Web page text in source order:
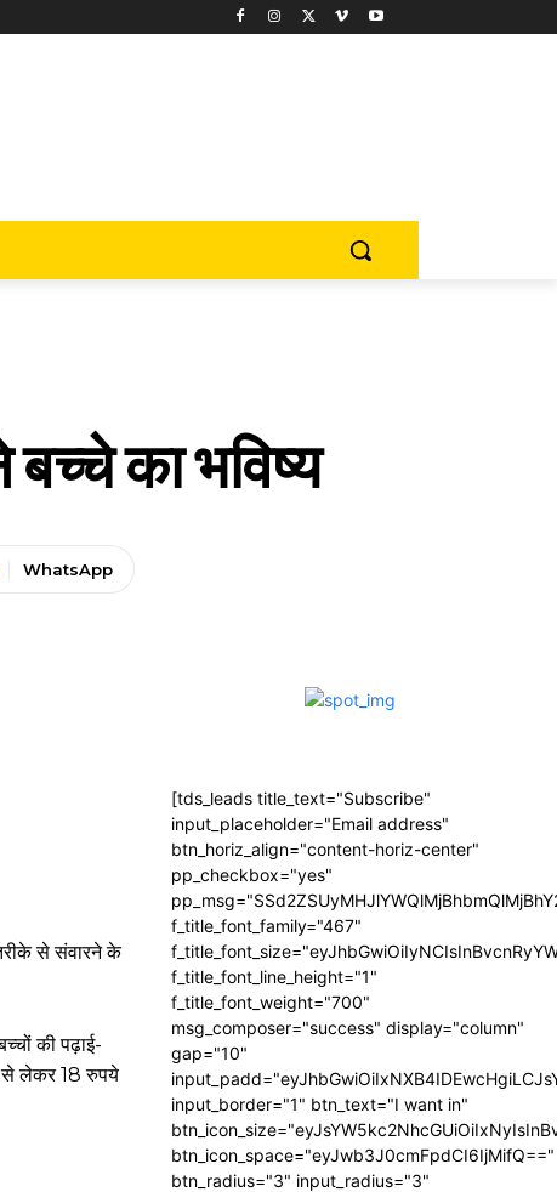
का भविष्य
WhatsApp
से संवारने के
की पढ़ाई-
से लेकर 18 रुपये
[tds_leads title_text="Subscribe"
input_placeholder="Email address"
btn_horiz_align="content-horiz-center"
pp_checkbox="yes"
f_title_font_family="467"
f_title_font_line_height="1"
f_title_font_weight="700"
msg_composer="success" display="column"
gap="10"
input_border="1" btn_text="I want in"
btn_icon_space="eyJwb3J0cmFpdCI6IjMifQ=="
btn_radius="3" input_radius="3"